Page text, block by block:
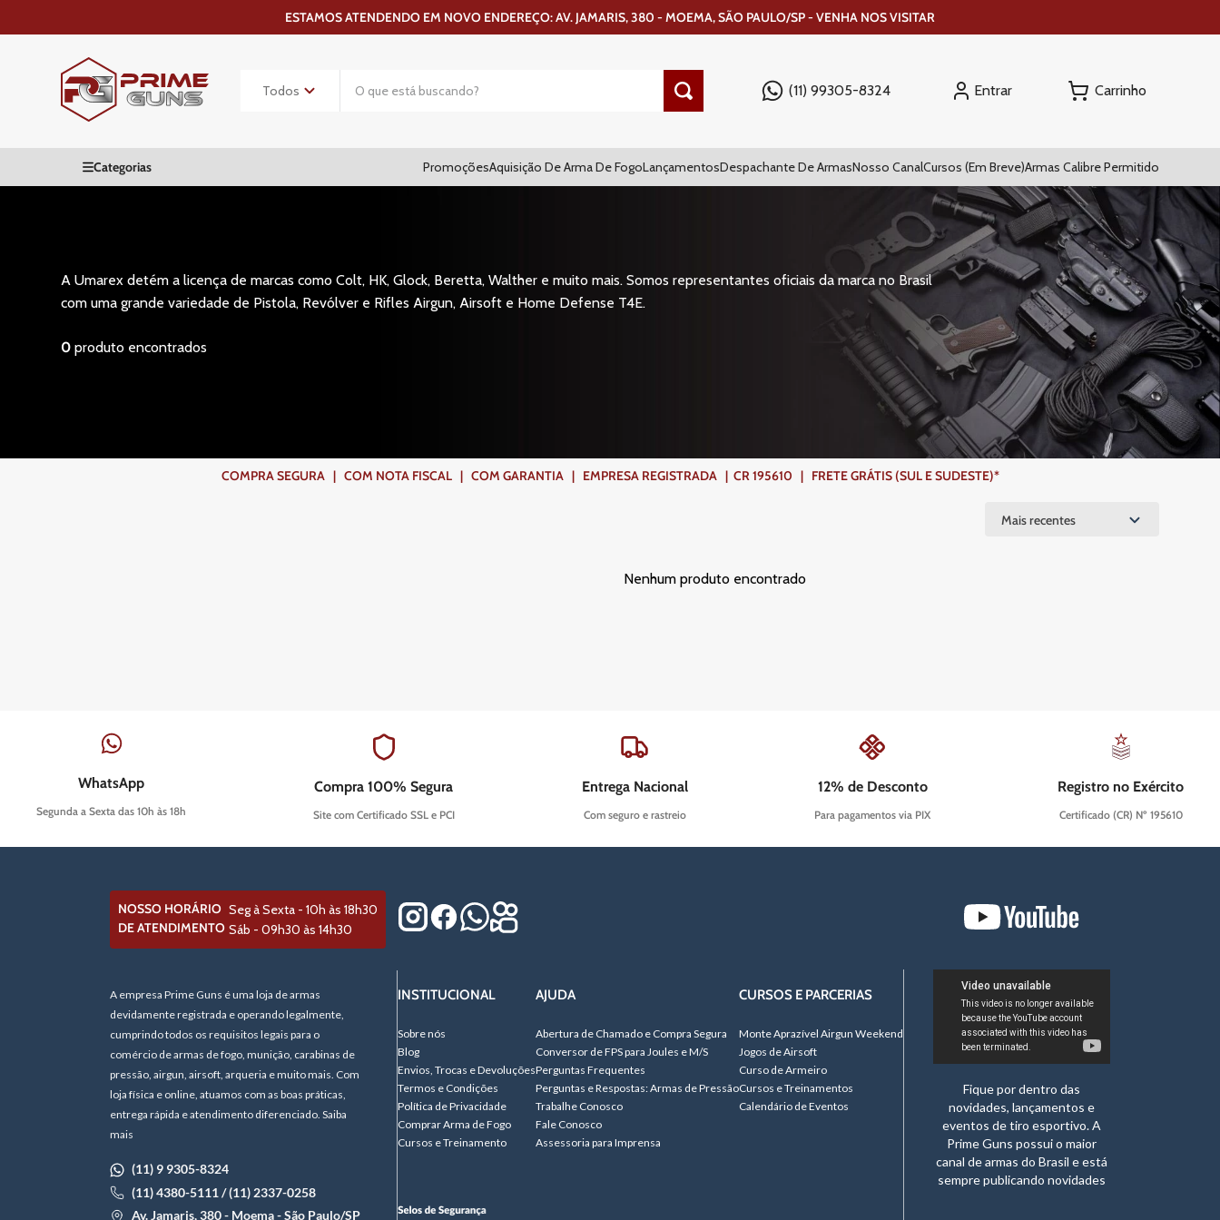
ESTAMOS ATENDENDO EM NOVO ENDEREÇO: AV. JAMARIS, 380 - MOEMA, SÃO PAULO/SP - VENHA NOS VISITAR
(11) 99305-8324 Entrar
PromoçõesAquisição De Arma De FogoLançamentosDespachante De ArmasNosso CanalCursos (Em Breve)Armas Calibre Permitido
A Umarex detém a licença de marcas como Colt, HK, Glock, Beretta, Walther e muito mais. Somos representantes oficiais da marca no Brasil
com uma grande variedade de Pistola, Revólver e Rifles Airgun, Airsoft e Home Defense T4E.
0produto
COMPRA SEGURA | COM NOTA FISCAL | COM GARANTIA | EMPRESA REGISTRADA | CR 195610 | FRETE GRÁTIS (SUL E SUDESTE)*
Mais recentes
Nenhum produto encontrado
WhatsApp
Segunda a Sexta das 10h às 18h
Compra 100% Segura
Site com Certificado SSL e PCI
Entrega Nacional
Com seguro e rastreio
12% de Desconto
Para pagamentos via PIX
Registro no Exército
Certificado (CR) Nº 195610
NOSSO HORÁRIO
DE ATENDIMENTO
Seg à Sexta - 10h às 18h30
Sáb - 09h30 às 14h30
A empresa Prime Guns é uma loja de armas
devidamente registrada e operando legalmente,
cumprindo todos os requisitos legais para o
comércio de armas de fogo, munição, carabinas de
pressão, airgun, airsoft, arqueria e muito mais. Com
loja física e online, atuamos com as boas práticas,
entrega rápida e atendimento diferenciado. Saiba
mais
(11) 9 9305-8324
(11) 4380-5111 / (11) 2337-0258
Av. Jamaris, 380 - Moema - São Paulo/SP
INSTITUCIONAL
Sobre nós
Blog
Envios, Trocas e Devoluções
Termos e Condições
Política de Privacidade
Comprar Arma de Fogo
Cursos e Treinamento
AJUDA
Abertura de Chamado e Compra Segura
Conversor de FPS para Joules e M/S
Perguntas Frequentes
Perguntas e Respostas: Armas de Pressão
Trabalhe Conosco
Fale Conosco
Assessoria para Imprensa
CURSOS E PARCERIAS
Monte Aprazível Airgun Weekend
Jogos de Airsoft
Curso de Armeiro
Cursos e Treinamentos
Calendário de Eventos
Fique por dentro das
novidades, lançamentos e
eventos de tiro esportivo. A
Prime Guns possui o maior
canal de armas do Brasil e está
sempre publicando novidades